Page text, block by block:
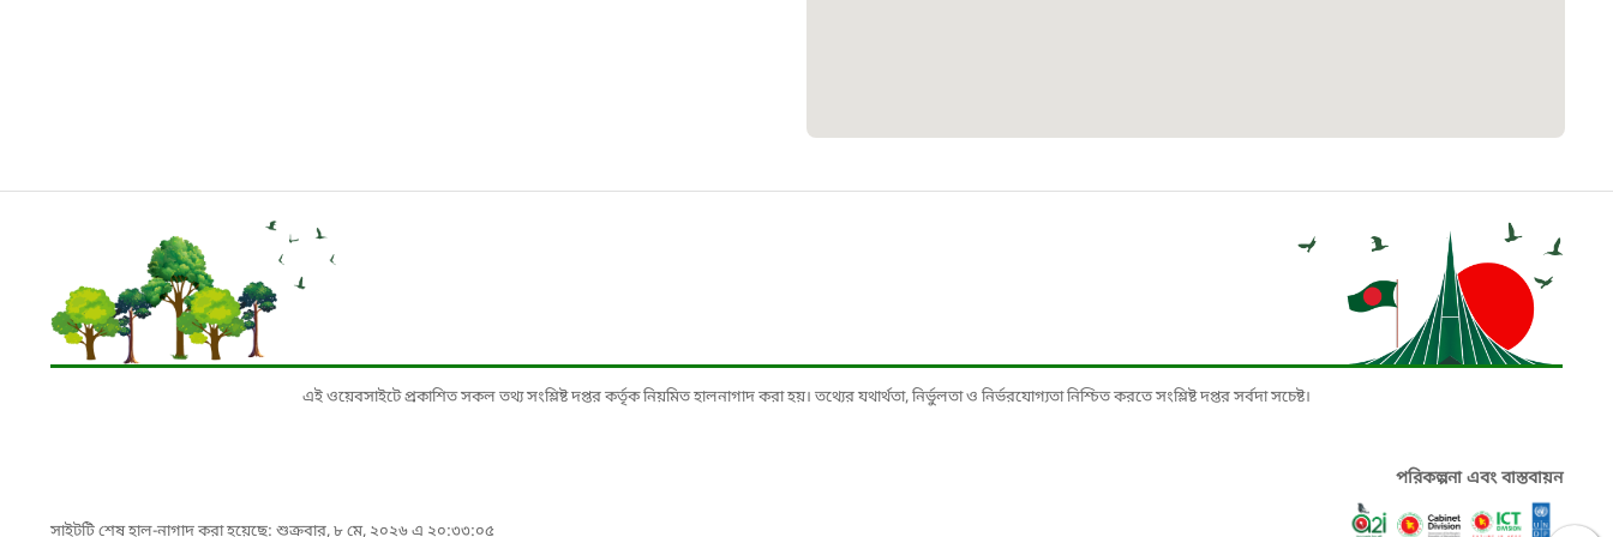
১৬১০৯
বাংলাদেশ কর্মচারী কল্যাণ বোর্ড হটলাইন
০১৯০৮৮৮৮৮৮৮
১৬১১৩
এই ওয়েবসাইটে প্রকাশিত সকল তথ্য সংশ্লিষ্ট দপ্তর কর্তৃক নিয়মিত হালনাগাদ করা হয়। তথ্যের যথার্থতা, নির্ভুলতা ও নির্ভরযোগ্যতা নিশ্চিত করতে সংশ্লিষ্ট দপ্তর সর্বদা সচেষ্ট।
সাইটটি শেষ হাল-নাগাদ করা হয়েছে: শুক্রবার, ৮ মে, ২০২৬ এ ২০:৩৩:০৫
পরিকল্পনা এবং বাস্তবায়ন